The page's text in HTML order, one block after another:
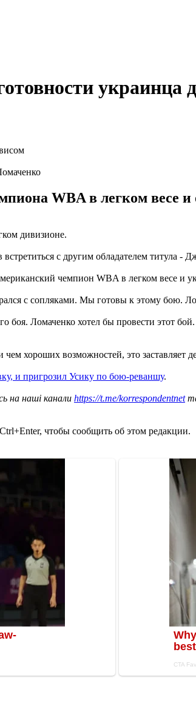
украинца
WBA в легком весе и
дивизионе.
с другим обладателем титула -
чемпион WBA в легком весе и
с сопляками. Мы готовы к этому бою.
боя. Ломаченко хотел бы провести этот
хороших возможностей, это заставляет
и пригрозил Усику по бою-реваншу.
на наші канали https://t.me/korrespondentnet
чтобы сообщить об этом редакции.